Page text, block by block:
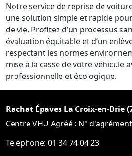
Notre service de reprise de
une solution simple et rapide
de vie. Profitez d’un processus
évaluation équitable et d’un
respectant les normes
mise à la casse de votre véhicule
professionnelle et écologique.
Rachat Épaves La Croix-en-Brie
Centre VHU Agréé : N°
Téléphone: 01 34 74 04 23